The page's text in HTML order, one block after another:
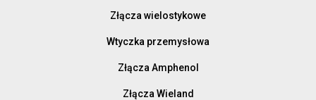
Złącza wielostykowe
Wtyczka przemysłowa
Złącza Amphenol
Złącza Wieland